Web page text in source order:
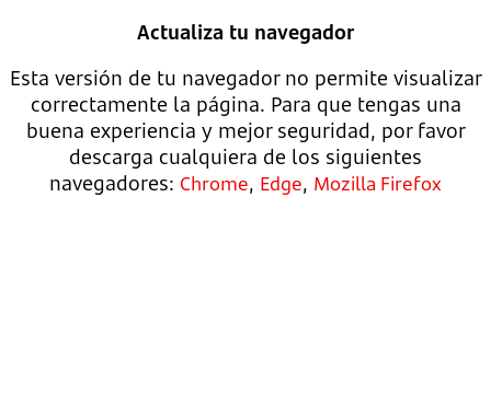
Actualiza tu navegador
Esta versión de tu navegador no permite visualizar
correctamente la página. Para que tengas una
buena experiencia y mejor seguridad, por favor
descarga cualquiera de los siguientes
navegadores: Chrome, Edge, Mozilla Firefox